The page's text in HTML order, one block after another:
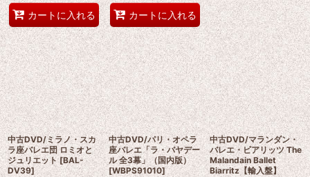
カートに入れる カートに入れる
中古DVD/ミラノ・スカ
ラ座バレエ団 ロミオと
ジュリエット [BAL-
DV39]
中古DVD/パリ・オペラ
座バレエ「ラ・バヤデー
ル 全3幕」（国内版）
[WBPS91010]
中古DVD/マランダン・
バレエ・ビアリッツ The
Malandain Ballet
Biarritz【輸入盤】